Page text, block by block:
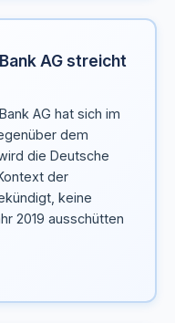
AG streicht
AG hat sich im
dem
die Deutsche
der
keine
2019 ausschütten